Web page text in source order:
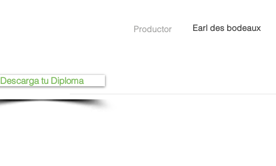
Productor Earl des bodeaux
Descarga tu Diploma